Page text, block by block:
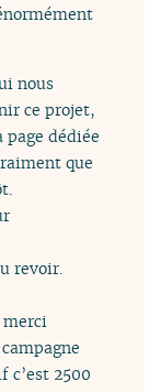
nous
ce projet,
dédiée
que
revoir.
c’est 2500